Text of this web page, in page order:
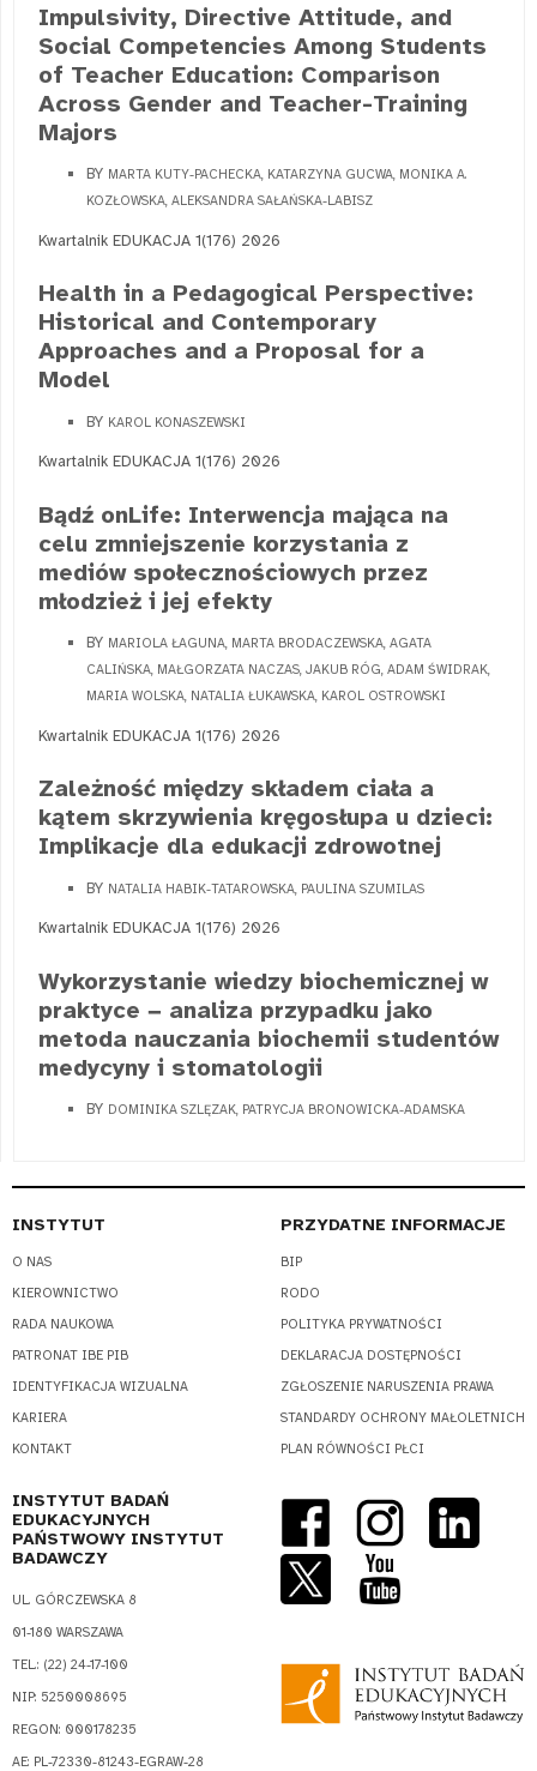
Impulsivity, Directive Attitude, and
Social Competencies Among Students
of Teacher Education: Comparison
Across Gender and Teacher-Training
Majors
BY MARTA KUTY-PACHECKA, KATARZYNA GUCWA, MONIKA A.
KOZŁOWSKA, ALEKSANDRA SAŁAŃSKA-LABISZ
Kwartalnik EDUKACJA 1(176) 2026
Health in a Pedagogical Perspective:
Historical and Contemporary
Approaches and a Proposal for a
Model
BY KAROL KONASZEWSKI
Kwartalnik EDUKACJA 1(176) 2026
Bądź onLife: Interwencja mająca na
celu zmniejszenie korzystania z
mediów społecznościowych przez
młodzież i jej efekty
BY MARIOLA ŁAGUNA, MARTA BRODACZEWSKA, AGATA
CALIŃSKA, MAŁGORZATA NACZAS, JAKUB RÓG, ADAM ŚWIDRAK,
MARIA WOLSKA, NATALIA ŁUKAWSKA, KAROL OSTROWSKI
Kwartalnik EDUKACJA 1(176) 2026
Zależność między składem ciała a
kątem skrzywienia kręgosłupa u dzieci:
Implikacje dla edukacji zdrowotnej
BY NATALIA HABIK-TATAROWSKA, PAULINA SZUMILAS
Kwartalnik EDUKACJA 1(176) 2026
Wykorzystanie wiedzy biochemicznej w
praktyce − analiza przypadku jako
metoda nauczania biochemii studentów
medycyny i stomatologii
BY DOMINIKA SZLĘZAK, PATRYCJA BRONOWICKA-ADAMSKA
INSTYTUT
O NAS
KIEROWNICTWO
RADA NAUKOWA
PATRONAT IBE PIB
IDENTYFIKACJA WIZUALNA
KARIERA
KONTAKT
PRZYDATNE INFORMACJE
BIP
RODO
POLITYKA PRYWATNOŚCI
DEKLARACJA DOSTĘPNOŚCI
ZGŁOSZENIE NARUSZENIA PRAWA
STANDARDY OCHRONY MAŁOLETNICH
PLAN RÓWNOŚCI PŁCI
INSTYTUT BADAŃ
EDUKACYJNYCH
PAŃSTWOWY INSTYTUT
BADAWCZY
UL. GÓRCZEWSKA 8
01-180 WARSZAWA
TEL.: (22) 24-17-100
NIP: 5250008695
REGON: 000178235
AE: PL-72330-81243-EGRAW-28